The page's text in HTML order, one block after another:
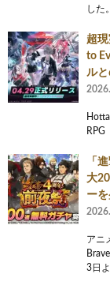
した
超
to
ルと
RPG
「
大
ー
アニ
3日